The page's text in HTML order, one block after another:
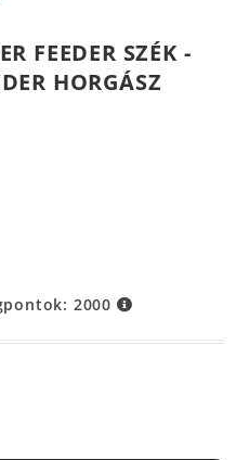
FEEDER SZÉK -
HORGÁSZ
2000